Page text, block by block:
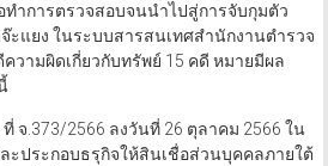
ทำการตรวจสอบจนนำไปสู่การจับกุมตัว
ะแยง ในระบบสารสนเทศสำนักงานตำรวจ
วามผิดเกี่ยวกับทรัพย์ 15 คดี หมายมีผล
จ.373/2566 ลงวันที่ 26 ตุลาคม 2566 ใน
ะประกอบธรุกิจให้สินเชื่อส่วนบุคคลภายใต้